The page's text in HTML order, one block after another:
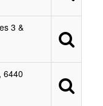
3 &
6440